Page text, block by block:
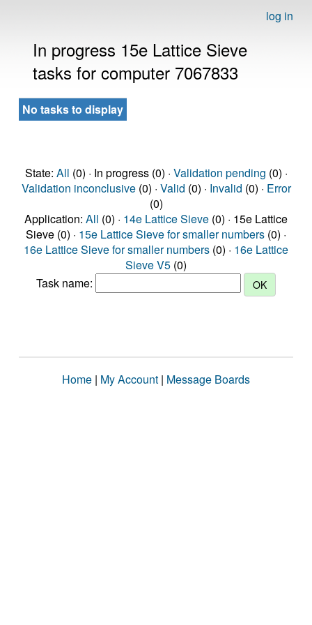
log in
In progress 15e Lattice Sieve
tasks for computer 7067833
No tasks to display
State: All (0) · In progress (0) · Validation pending (0) ·
Validation inconclusive(0) · Valid (0) · Invalid (0) · Error
(0)
Application: All (0) · 14e Lattice Sieve (0) · 15e Lattice
Sieve (0) · 15e Lattice Sieve for smaller numbers (0) ·
16e Lattice Sieve for smaller numbers (0) · 16e Lattice
Sieve V5 (0)
Task name:
Home | My Account | Message Boards